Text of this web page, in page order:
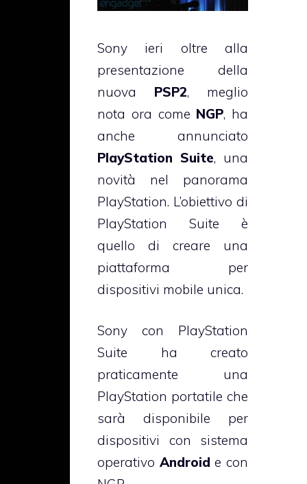
Sony ieri oltre alla
presentazione della
nuova PSP2, meglio
nota ora come NGP, ha
anche annunciato
PlayStation Suite, una
novità nel panorama
PlayStation. L’obiettivo di
PlayStation Suite è
quello di creare una
piattaforma per
dispositivi mobile unica.
Sony con PlayStation
Suite ha creato
praticamente una
PlayStation portatile che
sarà disponibile per
dispositivi con sistema
operativo Android e con